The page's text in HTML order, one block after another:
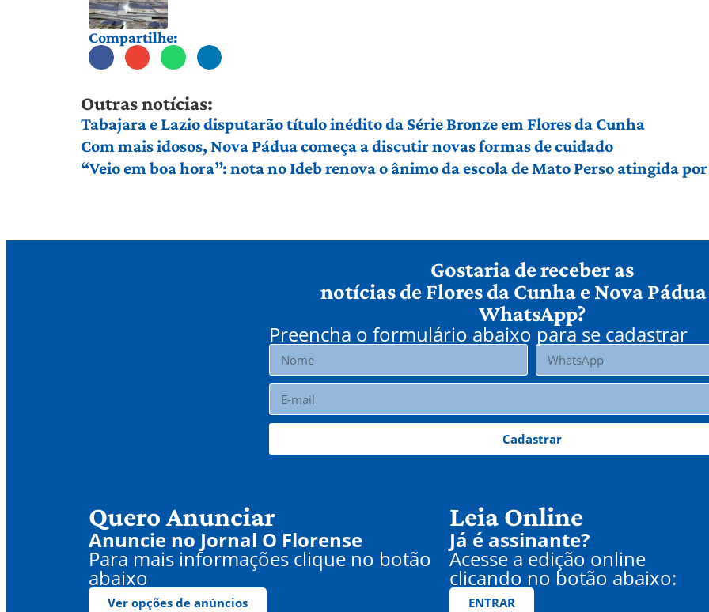
Compartilhe:
Outras notícias:
Tabajara e Lazio disputarão título inédito da Série Bronze em Flores da Cunha
Com mais idosos, Nova Pádua começa a discutir novas formas de cuidado
“Veio em boa hora”: nota no Ideb renova o ânimo da escola de Mato Perso atingida
Gostaria de receber as
notícias de Flores da Cunha e Nova
WhatsApp?
Preencha o formulário abaixo para se cadastrar
Cadastrar
Quero Anunciar
Anuncie no Jornal O Florense
Para mais informações clique no botão
abaixo
Ver opções de anúncios
Leia Online
Já é assinante?
Acesse a edição online
clicando no botão abaixo:
ENTRAR